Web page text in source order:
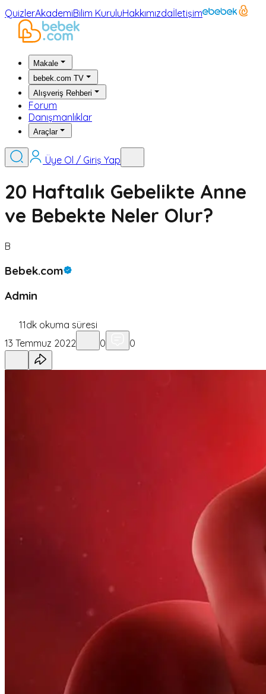
QuizlerAkademiBilim KuruluHakkımızdaİletişim
Makale
bebek.com TV
Alışveriş Rehberi
Forum
Danışmanlıklar
Araçlar
Üye Ol / Giriş Yap
20 Haftalık Gebelikte Anne
ve Bebekte Neler Olur?
B
Bebek.com
Admin
11dk okuma süresi
13 Temmuz 2022
0 0